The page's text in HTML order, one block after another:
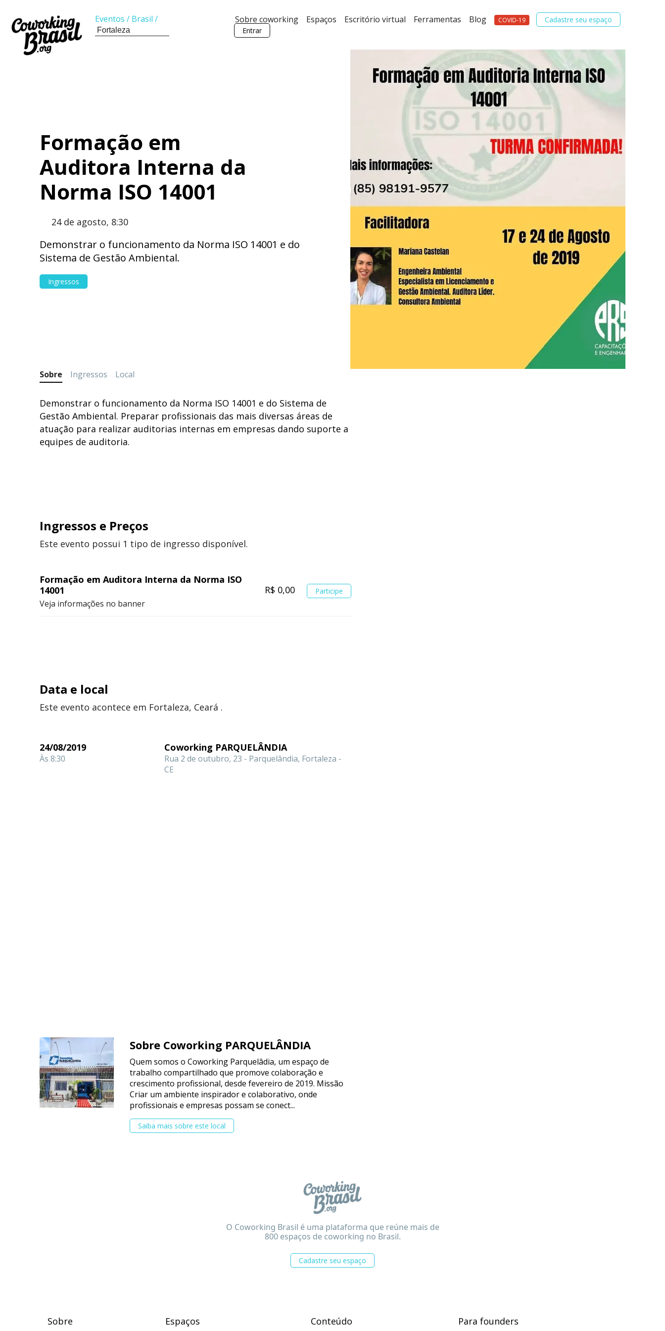
Sobre coworking Espaços Escritório virtual Ferramentas Blog COVID-19
Cadastre seu espaço
Entrar
Eventos / Brasil /
Formação em
Auditora Interna da
Norma ISO 14001
24 de agosto, 8:30
Demonstrar o funcionamento da Norma ISO 14001 e do
Sistema de Gestão Ambiental.
Ingressos
Sobre Ingressos Local
Demonstrar o funcionamento da Norma ISO 14001 e do Sistema de
Gestão Ambiental. Preparar profissionais das mais diversas áreas de
atuação para realizar auditorias internas em empresas dando suporte a
equipes de auditoria.
Ingressos e Preços
Este evento possui 1 tipo de ingresso disponível.
Formação em Auditora Interna da Norma ISO
14001
Veja informações no banner
R$ 0,00 Participe
Data e local
Este evento acontece em Fortaleza, Ceará .
24/08/2019
Às 8:30
Coworking PARQUELÂNDIA
Rua 2 de outubro, 23 - Parquelândia, Fortaleza -
CE
Sobre Coworking PARQUELÂNDIA
Quem somos o Coworking Parquelâdia, um espaço de
trabalho compartilhado que promove colaboração e
crescimento profissional, desde fevereiro de 2019. Missão
Criar um ambiente inspirador e colaborativo, onde
profissionais e empresas possam se conect...
Saiba mais sobre este local
O Coworking Brasil é uma plataforma que reúne mais de
800 espaços de coworking no Brasil.
Cadastre seu espaço
Sobre Espaços Conteúdo Para founders